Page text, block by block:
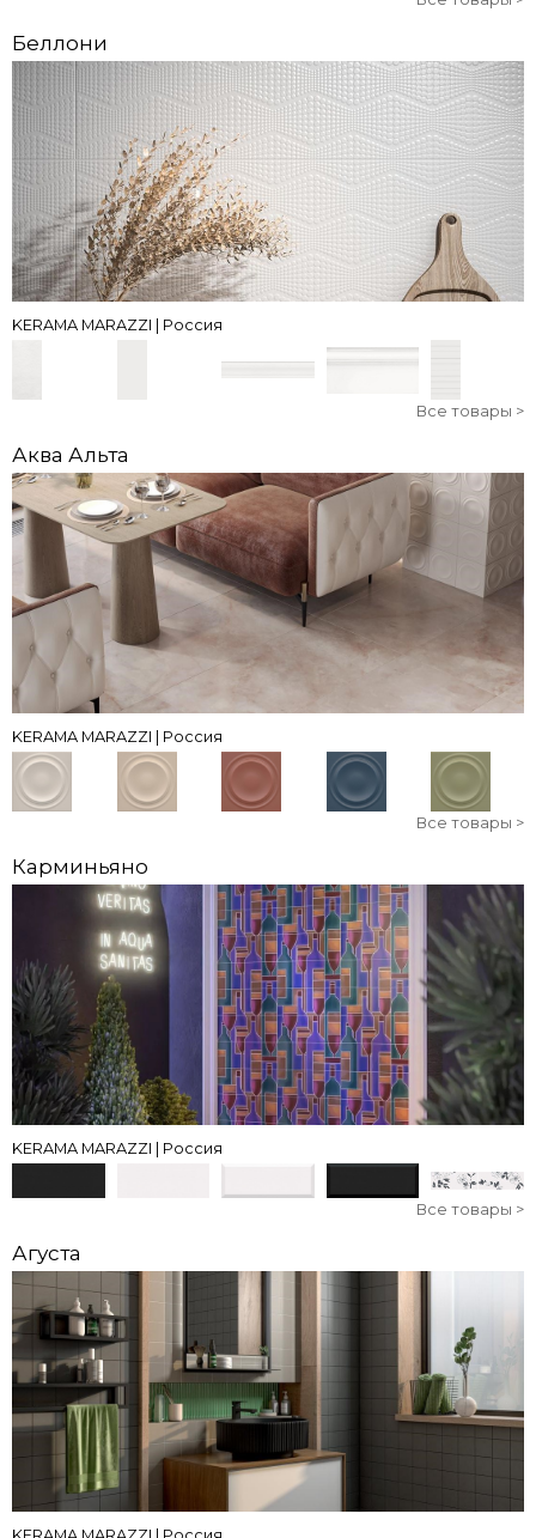
Беллони
KERAMA MARAZZI | Россия
Все товары >
Аква Альта
KERAMA MARAZZI | Россия
Все товары >
Карминьяно
KERAMA MARAZZI | Россия
Все товары >
Агуста